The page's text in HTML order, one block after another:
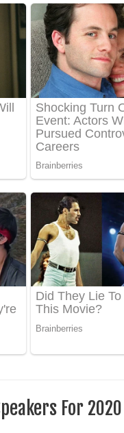
ගීතයේ පද පෙළ
පද පෙළ
ගීතයේ පද පෙළ
පද පෙළ
පද පෙළ
පද පෙළ
For 2020